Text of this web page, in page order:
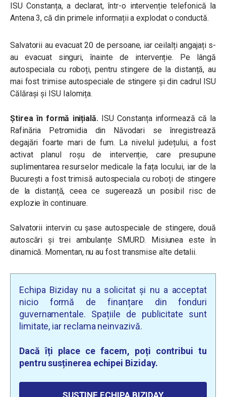
ISU Constanța, a declarat, într-o intervenție telefonică la
Antena 3, că din primele informații a explodat o conductă.
Salvatorii au evacuat 20 de persoane, iar ceilalți angajați s-
au evacuat singuri, înainte de intervenție. Pe lângă
autospeciala cu roboți, pentru stingere de la distanță, au
mai fost trimise autospeciale de stingere și din cadrul ISU
Călărași și ISU Ialomița.
Știrea în formă inițială. ISU Constanța informează că la
Rafinăria Petromidia din Năvodari se înregistrează
degajări foarte mari de fum. La nivelul județului, a fost
activat planul roșu de intervenție, care presupune
suplimentarea resurselor medicale la fața locului, iar de la
București a fost trimisă autospeciala cu roboți de stingere
de la distanță, ceea ce sugerează un posibil risc de
explozie în continuare.
Salvatorii intervin cu șase autospeciale de stingere, două
autoscări și trei ambulanțe SMURD. Misiunea este în
dinamică. Momentan, nu au fost transmise alte detalii.
Echipa Biziday nu a solicitat și nu a acceptat
nicio formă de finanțare din fonduri
guvernamentale. Spațiile de publicitate sunt
limitate, iar reclama neinvazivă.
Dacă îți place ce facem, poți contribui tu
pentru susținerea echipei Biziday.
SUSȚINE ECHIPA BIZIDAY